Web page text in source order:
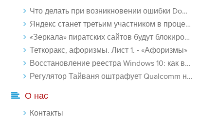
Что делать при возникновении ошибки Download interrupted в Chrome - «Windows»
Яндекс станет третьим участником в процессе ФАС против Google - «Интернет»
«Зеркала» пиратских сайтов будут блокироваться! - «Интернет»
Теткоракс, афоризмы. Лист 1. - «Афоризмы»
Восстановление реестра Windows 10: как восстановить реестр Виндовс 10 - «Windows»
Регулятор Тайваня оштрафует Qualcomm на $774 млн - «Новости сети»
О нас
Контакты